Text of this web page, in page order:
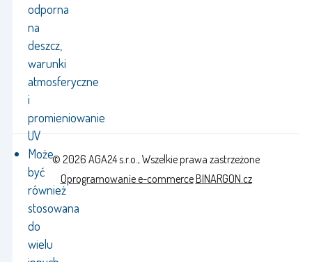
odporna
na
deszcz,
warunki
atmosferyczne
i
promieniowanie
UV
Może
być
również
stosowana
do
wielu
© 2026 AGA24 s.r.o., Wszelkie prawa zastrzeżone
Oprogramowanie e-commerceBINARGON.cz